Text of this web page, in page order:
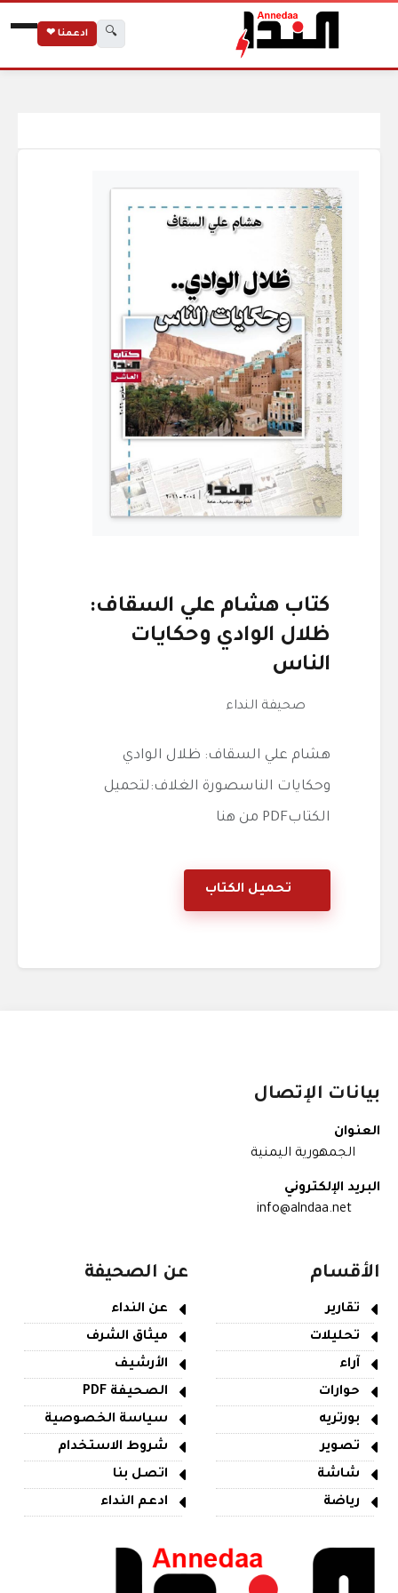
🔍 ادعمنا ❤
كتاب هشام علي السقاف:
ظلال الوادي وحكايات
الناس
صحيفة النداء
هشام علي السقاف: ظلال الوادي
وحكايات الناسصورة الغلاف:لتحميل
الكتابPDF من هنا
تحميل الكتاب
بيانات الإتصال
العنوان
الجمهورية اليمنية
البريد الإلكتروني
info@alndaa.net
الأقسام
تقارير
تحليلات
آراء
حوارات
بورتريه
تصوير
شاشة
رياضة
عن الصحيفة
عن النداء
ميثاق الشرف
الأرشيف
الصحيفة PDF
سياسة الخصوصية
شروط الاستخدام
اتصل بنا
ادعم النداء